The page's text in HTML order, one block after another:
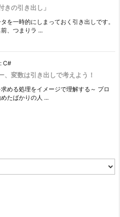
きの引き出し」
を一時的にしまっておく引き出しです。
、つまりラ ...
: C#
、変数は引き出しで考えよう！
める処理をイメージで理解する～ プロ
たばかりの人 ...